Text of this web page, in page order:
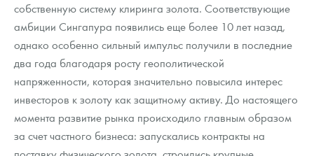
собственную систему клиринга золота. Соответствующие
амбиции Сингапура появились еще более 10 лет назад,
однако особенно сильный импульс получили в последние
два года благодаря росту геополитической
напряженности, которая значительно повысила интерес
инвесторов к золоту как защитному активу. До настоящего
момента развитие рынка происходило главным образом
за счет частного бизнеса: запускались контракты на